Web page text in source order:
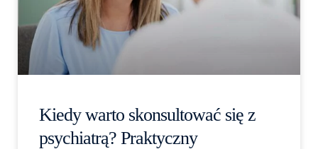
Kiedy warto skonsultować się z
psychiatrą? Praktyczny